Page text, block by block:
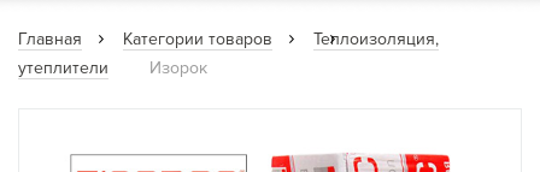
Главная Категории товаров
Теплоизоляция,
утеплители
Изорок